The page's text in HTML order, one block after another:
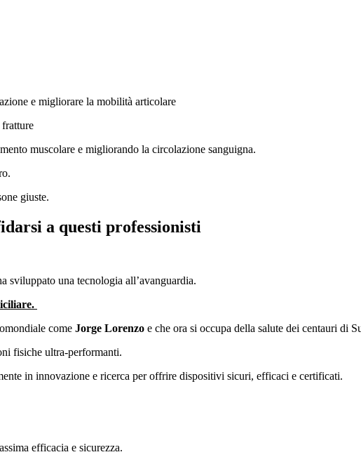
e migliorare la mobilità articolare
muscolare e migliorando la circolazione sanguigna.
giuste.
a questi professionisti
sviluppato una tecnologia all’avanguardia.
come Jorge Lorenzo e che ora si occupa della salute dei centauri di
fisiche ultra-performanti.
in innovazione e ricerca per offrire dispositivi sicuri, efficaci e certificati.
efficacia e sicurezza.